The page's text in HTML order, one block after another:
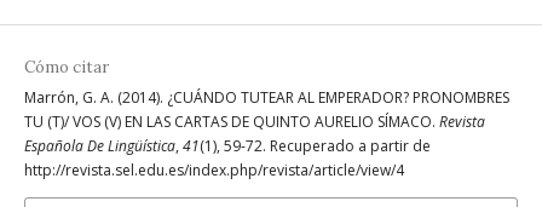
Cómo citar
Marrón, G. A. (2014). ¿CUÁNDO TUTEAR AL EMPERADOR? PRONOMBRES
TU (T)/ VOS (V) EN LAS CARTAS DE QUINTO AURELIO SÍMACO. Revista
Española De Lingüística, 41(1), 59-72. Recuperado a partir de
http://revista.sel.edu.es/index.php/revista/article/view/4